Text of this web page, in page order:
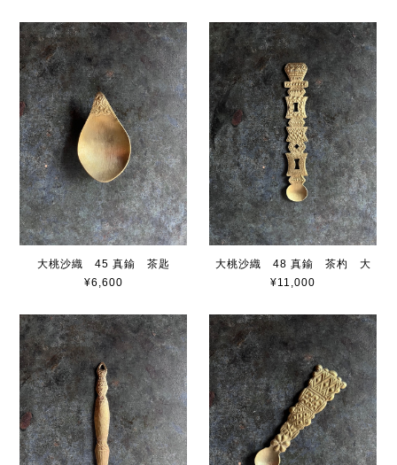
大桃沙織 45 真鍮 茶匙
¥6,600
大桃沙織 48 真鍮 茶杓 大
¥11,000